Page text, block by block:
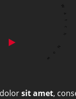
Watch Now
sit amet,